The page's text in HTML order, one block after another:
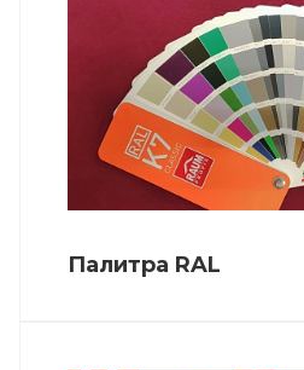
Палитра RAL